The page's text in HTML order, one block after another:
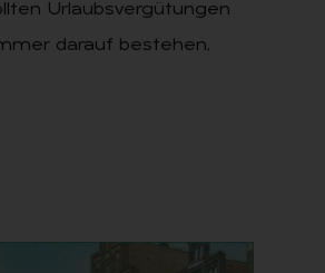
Urlaubsvergütungen
darauf bestehen,